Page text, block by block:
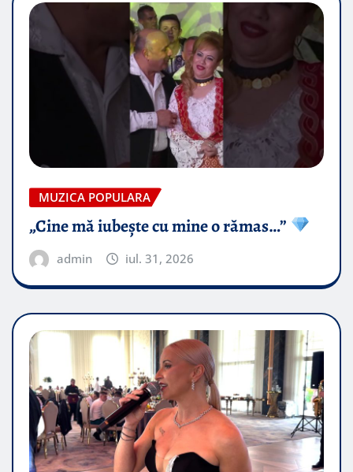
MUZICA POPULARA
„Cine mă iubește cu mine o rămas…”
admin iul. 31, 2026